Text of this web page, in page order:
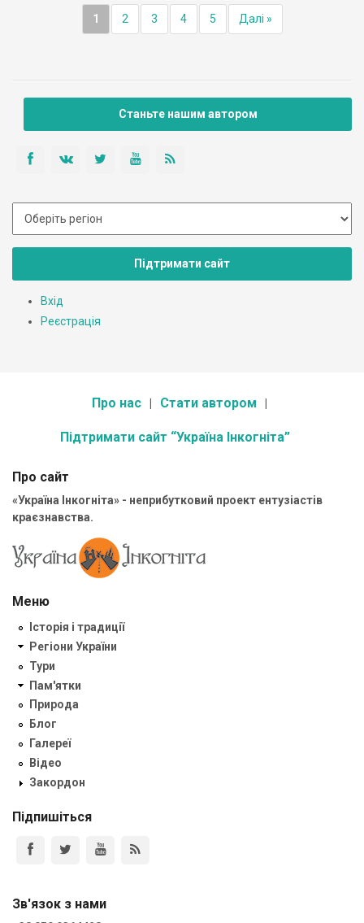
1 2 3 4 5 Далі »
Станьте нашим автором
Підтримати сайт
Вхід
Реєстрація
Про нас Стати автором
Підтримати сайт “Україна Інкогніта”
Про сайт
«Україна Інкогніта» - неприбутковий проект ентузіастів
краєзнавства.
Меню
Історія і традиції
Регіони України
Тури
Пам'ятки
Природа
Блог
Галереї
Відео
Закордон
Підпишіться
Зв'язок з нами